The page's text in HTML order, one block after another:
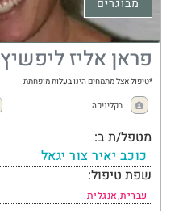
מבוגרים
פראן אליז ליפשיץ
*טיפול אצל מתמחים הינו בעלות מופחתת
בקליניקה
מטפל/ת ב:
כוכב יאיר צור יגאל
שפת טיפול:
עברית,אנגלית